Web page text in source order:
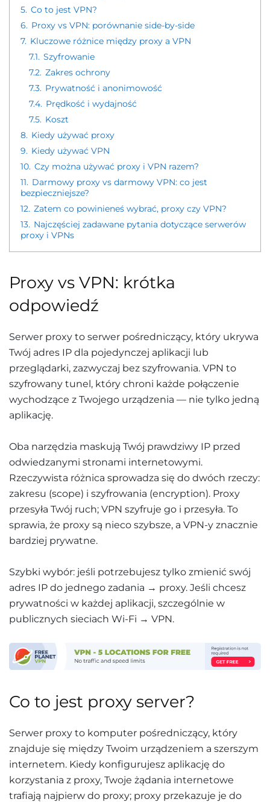
5. Co to jest VPN?
6. Proxy vs VPN: porównanie side-by-side
7. Kluczowe różnice między proxy a VPN
7.1. Szyfrowanie
7.2. Zakres ochrony
7.3. Prywatność i anonimowość
7.4. Prędkość i wydajność
7.5. Koszt
8. Kiedy używać proxy
9. Kiedy używać VPN
10. Czy można używać proxy i VPN razem?
11. Darmowy proxy vs darmowy VPN: co jest
bezpieczniejsze?
12. Zatem co powinieneś wybrać, proxy czy VPN?
13. Najczęściej zadawane pytania dotyczące serwerów
proxy i VPNs
Proxy vs VPN: krótka
odpowiedź
Serwer proxy to serwer pośredniczący, który ukrywa
Twój adres IP dla pojedynczej aplikacji lub
przeglądarki, zazwyczaj bez szyfrowania. VPN to
szyfrowany tunel, który chroni każde połączenie
wychodzące z Twojego urządzenia — nie tylko jedną
aplikację.
Oba narzędzia maskują Twój prawdziwy IP przed
odwiedzanymi stronami internetowymi.
Rzeczywista różnica sprowadza się do dwóch rzeczy:
zakresu (scope) i szyfrowania (encryption). Proxy
przesyła Twój ruch; VPN szyfruje go i przesyła. To
sprawia, że proxy są nieco szybsze, a VPN-y znacznie
bardziej prywatne.
Szybki wybór: jeśli potrzebujesz tylko zmienić swój
adres IP do jednego zadania → proxy. Jeśli chcesz
prywatności w każdej aplikacji, szczególnie w
publicznych sieciach Wi-Fi → VPN.
Co to jest proxy server?
Serwer proxy to komputer pośredniczący, który
znajduje się między Twoim urządzeniem a szerszym
internetem. Kiedy konfigurujesz aplikację do
korzystania z proxy, Twoje żądania internetowe
trafiają najpierw do proxy; proxy przekazuje je do